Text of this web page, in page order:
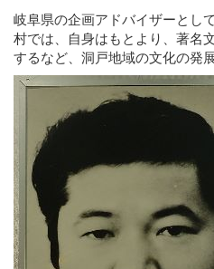
岐阜県の企画アドバイザーとし
村では、自身はもとより、著名
するなど、洞戸地域の文化の発